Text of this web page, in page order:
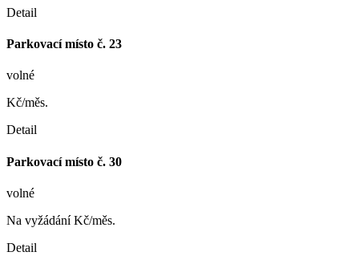
Detail
Parkovací místo č. 23
volné
Kč/měs.
Detail
Parkovací místo č. 30
volné
Na vyžádání Kč/měs.
Detail